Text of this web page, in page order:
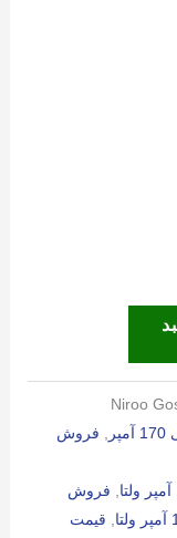
Niroo
, فروش
, فروش
, قیمت